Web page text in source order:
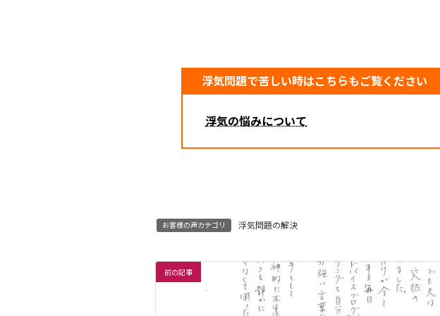
浮気問題で苦しい時はこちらもご覧ください
浮気の悩みについて
お客様の声カテゴリ 浮気問題の解決
前の記事